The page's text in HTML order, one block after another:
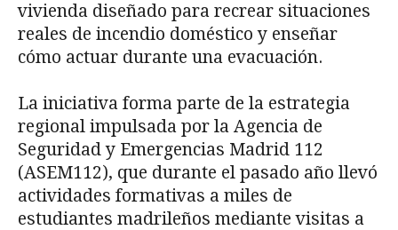
vivienda diseñado para recrear situaciones
reales de incendio doméstico y enseñar
cómo actuar durante una evacuación.
La iniciativa forma parte de la estrategia
regional impulsada por la Agencia de
Seguridad y Emergencias Madrid 112
(ASEM112), que durante el pasado año llevó
actividades formativas a miles de
estudiantes madrileños mediante visitas a